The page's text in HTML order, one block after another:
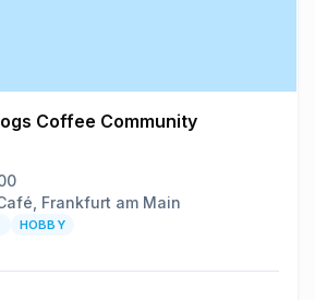
Coffee Community
Frankfurt am Main
HOBBY